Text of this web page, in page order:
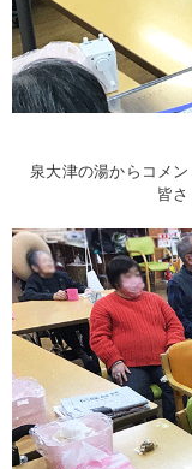
泉大津の湯からコメ
皆さ